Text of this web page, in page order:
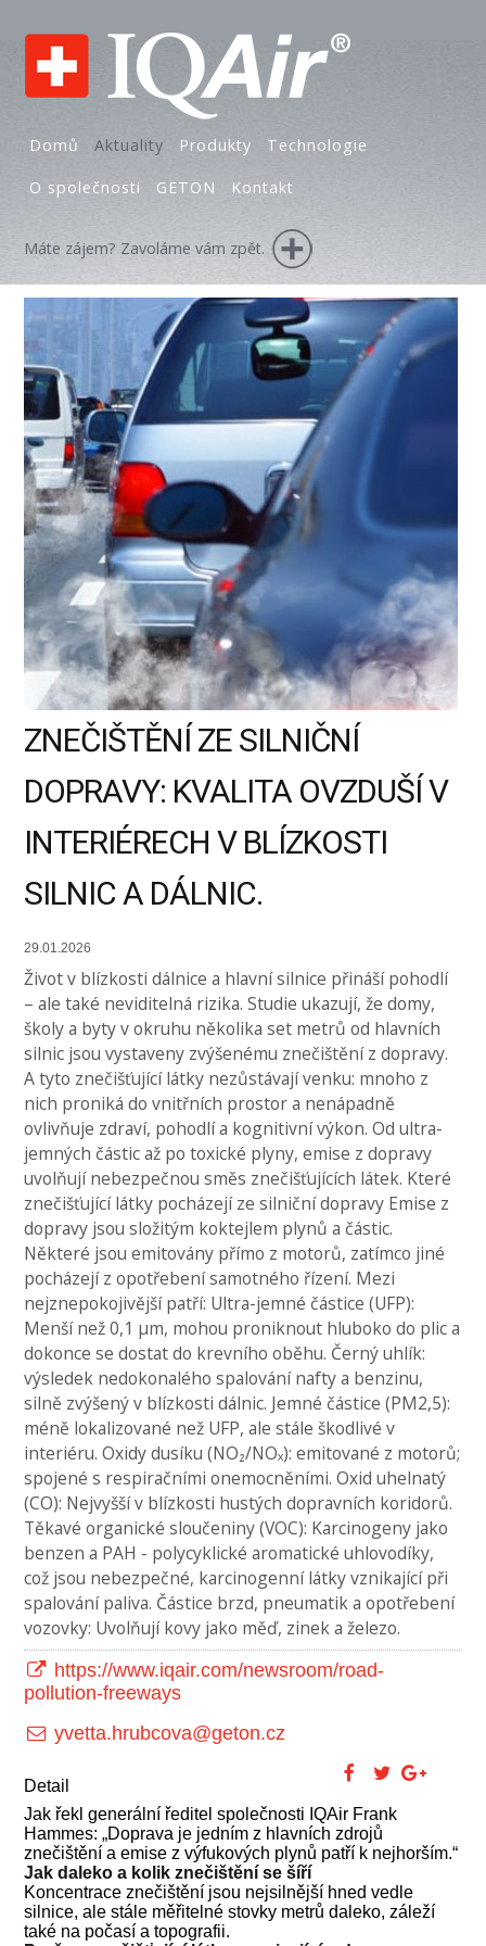
Domů Aktuality Produkty Technologie
O společnosti GETON Kontakt
Máte zájem? Zavoláme vám zpět.
ZNEČIŠTĚNÍ ZE SILNIČNÍ
DOPRAVY: KVALITA OVZDUŠÍ V
INTERIÉRECH V BLÍZKOSTI
SILNIC A DÁLNIC.
29.01.2026
Život v blízkosti dálnice a hlavní silnice přináší pohodlí
– ale také neviditelná rizika. Studie ukazují, že domy,
školy a byty v okruhu několika set metrů od hlavních
silnic jsou vystaveny zvýšenému znečištění z dopravy.
A tyto znečišťující látky nezůstávají venku: mnoho z
nich proniká do vnitřních prostor a nenápadně
ovlivňuje zdraví, pohodlí a kognitivní výkon. Od ultra-
jemných částic až po toxické plyny, emise z dopravy
uvolňují nebezpečnou směs znečišťujících látek. Které
znečišťující látky pocházejí ze silniční dopravy Emise z
dopravy jsou složitým koktejlem plynů a částic.
Některé jsou emitovány přímo z motorů, zatímco jiné
pocházejí z opotřebení samotného řízení. Mezi
nejznepokojivější patří: Ultra-jemné částice (UFP):
Menší než 0,1 µm, mohou proniknout hluboko do plic a
dokonce se dostat do krevního oběhu. Černý uhlík:
výsledek nedokonalého spalování nafty a benzinu,
silně zvýšený v blízkosti dálnic. Jemné částice (PM2,5):
méně lokalizované než UFP, ale stále škodlivé v
interiéru. Oxidy dusíku (NO₂/NOₓ): emitované z motorů;
spojené s respiračními onemocněními. Oxid uhelnatý
(CO): Nejvyšší v blízkosti hustých dopravních koridorů.
Těkavé organické sloučeniny (VOC): Karcinogeny jako
benzen a PAH - polycyklické aromatické uhlovodíky,
což jsou nebezpečné, karcinogenní látky vznikající při
spalování paliva. Částice brzd, pneumatik a opotřebení
vozovky: Uvolňují kovy jako měď, zinek a železo.
https://www.iqair.com/newsroom/road-
pollution-freeways
yvetta.hrubcova@geton.cz
Detail
Jak řekl generální ředitel společnosti IQAir Frank
Hammes: „Doprava je jedním z hlavních zdrojů
znečištění a emise z výfukových plynů patří k nejhorším.“
Jak daleko a kolik znečištění se šíří
Koncentrace znečištění jsou nejsilnější hned vedle
silnice, ale stále měřitelné stovky metrů daleko, záleží
také na počasí a topografii.